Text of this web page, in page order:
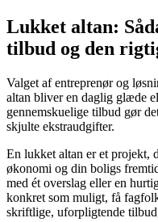
Lukket altan:
tilbud og den
Valget af entreprenør og
altan bliver en daglig glæde
gennemskuelige tilbud gør
skjulte ekstraudgifter.
En lukket altan er et projekt,
økonomi og din boligs
med ét overslag eller en
konkret som muligt, få
skriftlige, uforpligtende